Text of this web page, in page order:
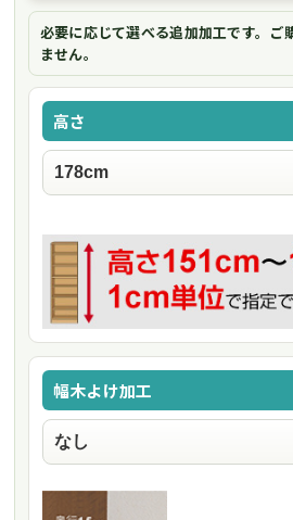
必要に応じて選べる追加加工です。ご
ません。
高さ
幅木よけ加工